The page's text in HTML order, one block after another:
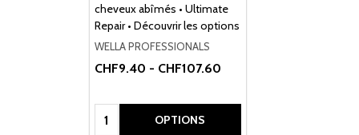
cheveux abîmés • Ultimate
Repair • Découvrir les options
WELLA PROFESSIONALS
CHF9.40 - CHF107.60
Quantité: OPTIONS